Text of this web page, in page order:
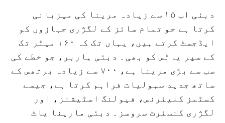
دبئی اب ۱۵ سے زیادہ مرینا کی میزبانی
کرتا ہے جو تمام سائز کے لگژری جہازوں کو
ایڈجسٹ کرتے ہیں، یہاں تک کہ ۱۶۰ میٹر تک
کے سپر یاٹس کو بھی۔ دبئی ہاربر، جو خطے کی
سب سے بڑی مرینا ہے، ۷۰۰ سے زیادہ برتھس کے
ساتھ جدید سہولیات فراہم کرتا ہے، جیسے
کسٹمز کلیئرنس، فیولنگ اسٹیشنز، اور
لگژری کنسئرٹ سروسز۔ دبئی مارینا یاٹ